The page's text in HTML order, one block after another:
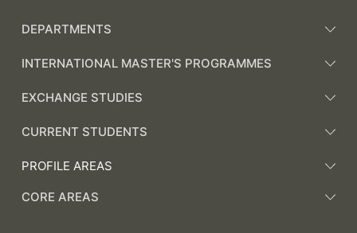
DEPARTMENTS
INTERNATIONAL MASTER'S PROGRAMMES
EXCHANGE STUDIES
CURRENT STUDENTS
PROFILE AREAS
CORE AREAS